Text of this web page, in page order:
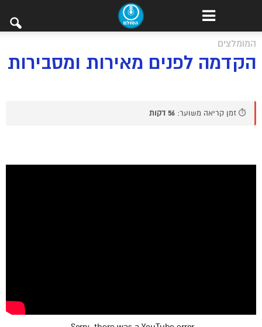
המומלצים
הקדמה לפנים מאירות ומסבירות
⏱️ זמן קריאה משוער: 56 דקות